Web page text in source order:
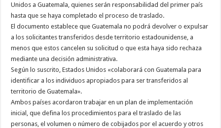
Unidos a Guatemala, quienes serán responsabilidad del primer país
hasta que se haya completado el proceso de traslado.
El documento establece que Guatemala no podrá devolver o expulsar
a los solicitantes transferidos desde territorio estadounidense, a
menos que estos cancelen su solicitud o que esta haya sido rechaza
mediante una decisión administrativa.
Según lo suscrito, Estados Unidos «colaborará con Guatemala para
identificar a los individuos apropiados para ser transferidos al
territorio de Guatemala».
Ambos países acordaron trabajar en un plan de implementación
inicial, que defina los procedimientos para el traslado de las
personas, el volumen o número de cobijados por el acuerdo y otros